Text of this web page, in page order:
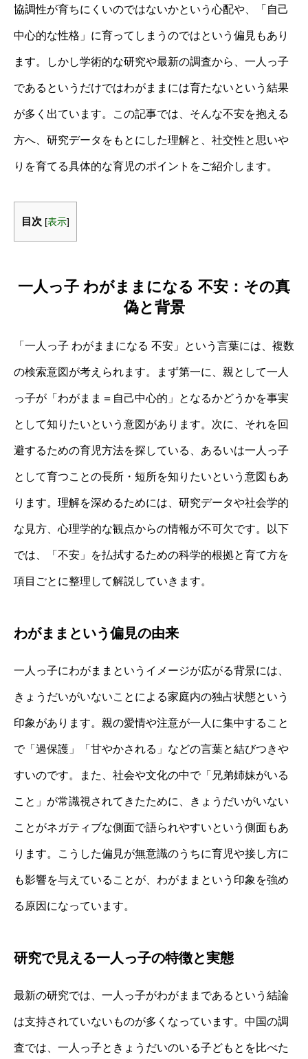
協調性が育ちにくいのではないかという心配や、「自己
中心的な性格」に育ってしまうのではという偏見もあり
ます。しかし学術的な研究や最新の調査から、一人っ子
であるというだけではわがままには育たないという結果
が多く出ています。この記事では、そんな不安を抱える
方へ、研究データをもとにした理解と、社交性と思いや
りを育てる具体的な育児のポイントをご紹介します。
目次 [表示]
一人っ子 わがままになる 不安：その真
偽と背景
「一人っ子 わがままになる 不安」という言葉には、複数
の検索意図が考えられます。まず第一に、親として一人
っ子が「わがまま＝自己中心的」となるかどうかを事実
として知りたいという意図があります。次に、それを回
避するための育児方法を探している、あるいは一人っ子
として育つことの長所・短所を知りたいという意図もあ
ります。理解を深めるためには、研究データや社会学的
な見方、心理学的な観点からの情報が不可欠です。以下
では、「不安」を払拭するための科学的根拠と育て方を
項目ごとに整理して解説していきます。
わがままという偏見の由来
一人っ子にわがままというイメージが広がる背景には、
きょうだいがいないことによる家庭内の独占状態という
印象があります。親の愛情や注意が一人に集中すること
で「過保護」「甘やかされる」などの言葉と結びつきや
すいのです。また、社会や文化の中で「兄弟姉妹がいる
こと」が常識視されてきたために、きょうだいがいない
ことがネガティブな側面で語られやすいという側面もあ
ります。こうした偏見が無意識のうちに育児や接し方に
も影響を与えていることが、わがままという印象を強め
る原因になっています。
研究で見える一人っ子の特徴と実態
最新の研究では、一人っ子がわがままであるという結論
は支持されていないものが多くなっています。中国の調
査では、一人っ子ときょうだいのいる子どもとを比べた